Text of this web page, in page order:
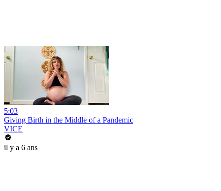
5:03
Giving Birth in the Middle of a Pandemic
VICE
il y a 6 ans